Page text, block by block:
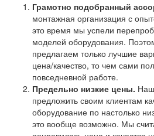
Грамотно подобранный
монтажная организация с
это время мы успели
моделей оборудования.
предлагаем только лучшие
цена/качество, то чем сами
повседневной работе.
Предельно низкие цены.
предложить своим клиентам
оборудование по настолько
это вообще возможно. Мы